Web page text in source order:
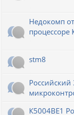
Недокомп
процессоре
stm8
Российский
К5004ВЕ1